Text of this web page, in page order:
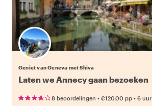
Geniet van Geneva met Shiva
Laten we Annecy gaan bezoeken
8 beoordelingen • €120.00 pp • 6 uur